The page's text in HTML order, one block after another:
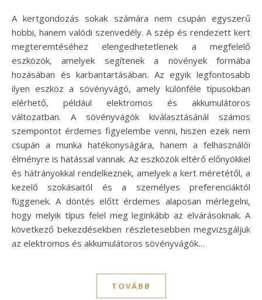
A kertgondozás sokak számára nem csupán egyszerű
hobbi, hanem valódi szenvedély. A szép és rendezett kert
megteremtéséhez elengedhetetlenek a megfelelő
eszközök, amelyek segítenek a növények formába
hozásában és karbantartásában. Az egyik legfontosabb
ilyen eszköz a sövényvágó, amely különféle típusokban
elérhető, például elektromos és akkumulátoros
változatban. A sövényvágók kiválasztásánál számos
szempontot érdemes figyelembe venni, hiszen ezek nem
csupán a munka hatékonyságára, hanem a felhasználói
élményre is hatással vannak. Az eszközök eltérő előnyökkel
és hátrányokkal rendelkeznek, amelyek a kert méretétől, a
kezelő szokásaitól és a személyes preferenciáktól
függenek. A döntés előtt érdemes alaposan mérlegelni,
hogy melyik típus felel meg leginkább az elvárásoknak. A
következő bekezdésekben részletesebben megvizsgáljuk
az elektromos és akkumulátoros sövényvágók…
TOVÁBB